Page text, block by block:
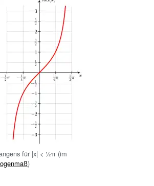
für |x| < ½π (im
)